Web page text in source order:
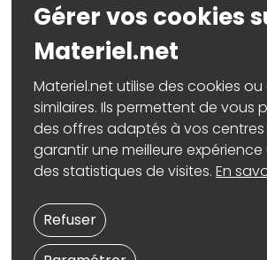
Gérer vos cookies
Materiel.net
Materiel.net utilise des cookies
similaires. Ils permettent de vous
des offres adaptés à vos centres
garantir une meilleure
des statistiques de visites.En
Refuser